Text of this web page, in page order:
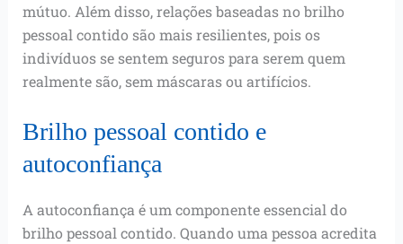
mútuo. Além disso, relações baseadas no brilho
pessoal contido são mais resilientes, pois os
indivíduos se sentem seguros para serem quem
realmente são, sem máscaras ou artifícios.
Brilho pessoal contido e
autoconfiança
A autoconfiança é um componente essencial do
brilho pessoal contido. Quando uma pessoa acredita